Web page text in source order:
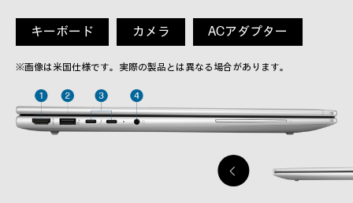
キーボード カメラ ACアダプター
※画像は米国仕様です。実際の製品とは異なる場合があります。